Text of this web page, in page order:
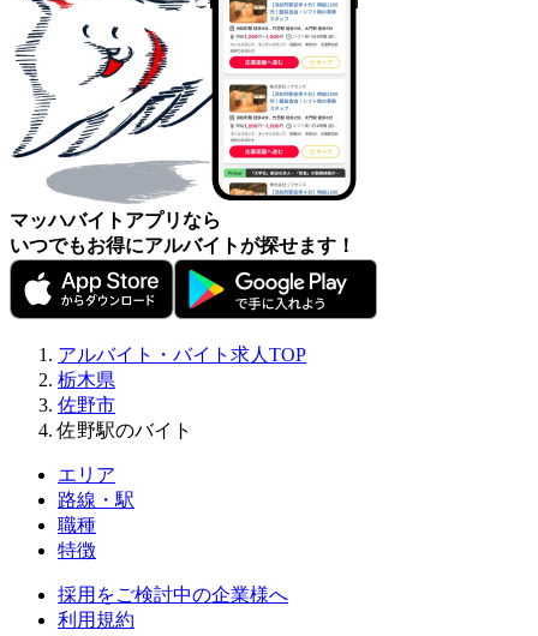
マッハバイトアプリなら
いつでもお得にアルバイトが探せます！
アルバイト・バイト求人TOP
栃木県
佐野市
佐野駅のバイト
エリア
路線・駅
職種
特徴
採用をご検討中の企業様へ
利用規約